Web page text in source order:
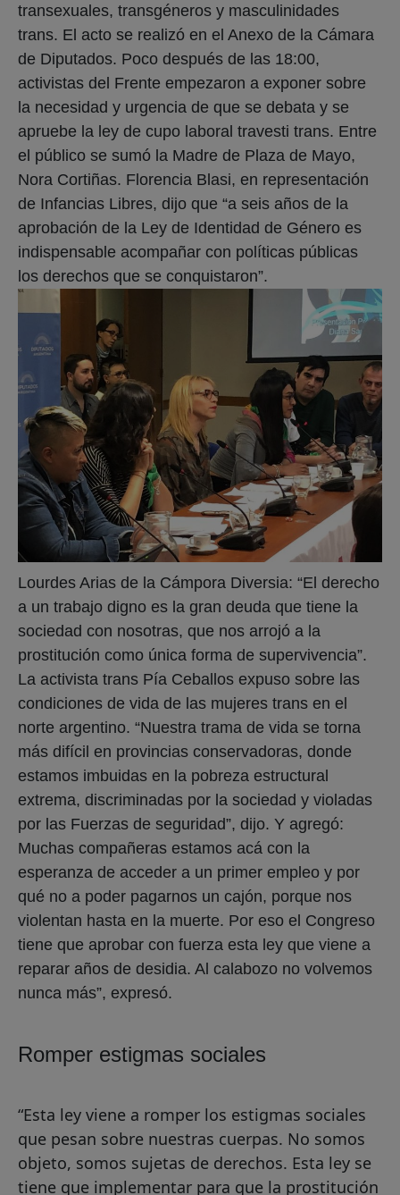
transexuales, transgéneros y masculinidades
trans. El acto se realizó en el Anexo de la Cámara
de Diputados. Poco después de las 18:00,
activistas del Frente empezaron a exponer sobre
la necesidad y urgencia de que se debata y se
apruebe la ley de cupo laboral travesti trans. Entre
el público se sumó la Madre de Plaza de Mayo,
Nora Cortiñas. Florencia Blasi, en representación
de Infancias Libres, dijo que “a seis años de la
aprobación de la Ley de Identidad de Género es
indispensable acompañar con políticas públicas
los derechos que se conquistaron”.
Lourdes Arias de la Cámpora Diversia: “El derecho
a un trabajo digno es la gran deuda que tiene la
sociedad con nosotras, que nos arrojó a la
prostitución como única forma de supervivencia”.
La activista trans Pía Ceballos expuso sobre las
condiciones de vida de las mujeres trans en el
norte argentino. “Nuestra trama de vida se torna
más difícil en provincias conservadoras, donde
estamos imbuidas en la pobreza estructural
extrema, discriminadas por la sociedad y violadas
por las Fuerzas de seguridad”, dijo. Y agregó:
Muchas compañeras estamos acá con la
esperanza de acceder a un primer empleo y por
qué no a poder pagarnos un cajón, porque nos
violentan hasta en la muerte. Por eso el Congreso
tiene que aprobar con fuerza esta ley que viene a
reparar años de desidia. Al calabozo no volvemos
nunca más”, expresó.
Romper estigmas sociales
“Esta ley viene a romper los estigmas sociales
que pesan sobre nuestras cuerpas. No somos
objeto, somos sujetas de derechos. Esta ley se
tiene que implementar para que la prostitución